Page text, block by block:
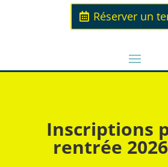
Réserver un
Inscriptions
rentrée